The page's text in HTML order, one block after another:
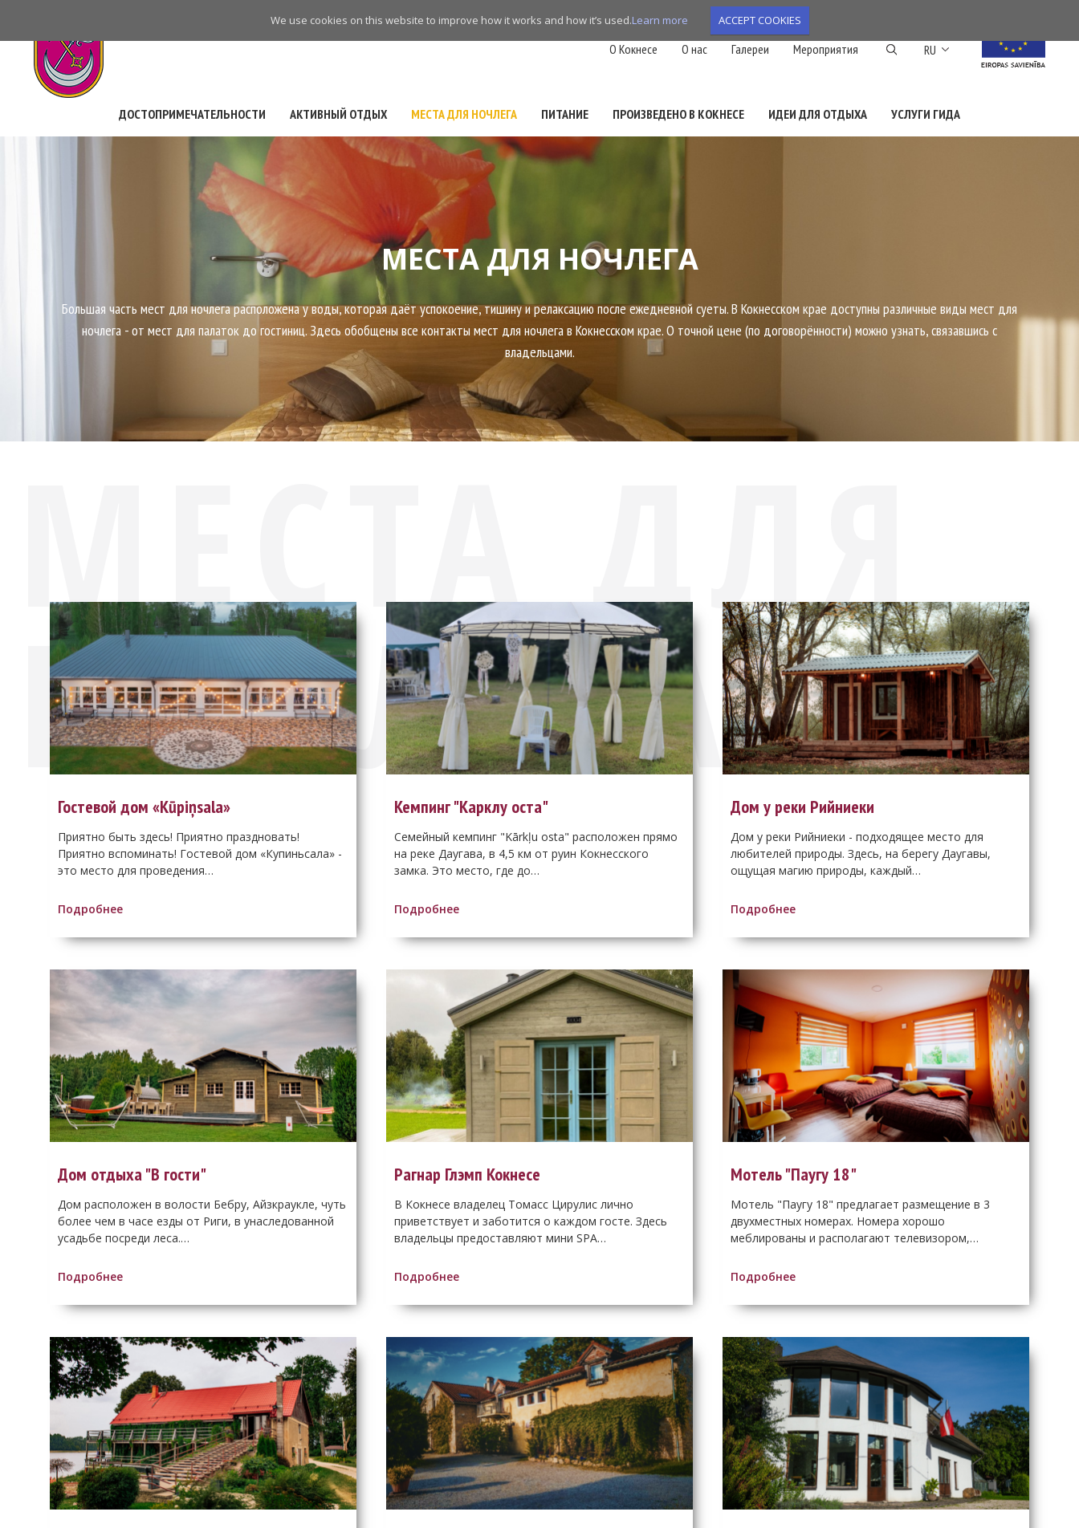
We use cookies on this website to improve how it works and how it’s used.Learn more ACCEPT COOKIES
navigation
RU Список
O Кокнесе О нас Галереи Мероприятия
ДОСТОПРИМЕЧАТЕЛЬНОСТИ АКТИВНЫЙ ОТДЫХ МЕСТА ДЛЯ НОЧЛЕГА ПИТАНИЕ ПРОИЗВЕДЕНО В КОКНЕСЕ ИДЕИ ДЛЯ ОТДЫХА УСЛУГИ ГИДА
МЕСТА ДЛЯ НОЧЛЕГА
Большая часть мест для ночлега расположена у воды, которая даёт успокоение, тишину и релаксацию после ежедневной суеты. В Кокнесском крае доступны различные виды мест для
ночлега - от мест для палаток до гостиниц. Здесь обобщены все контакты мест для ночлега в Кокнесском крае. О точной цене (по договорённости) можно узнать, связавшись с
владельцами.
МЕСТА ДЛЯ
НОЧЛЕГА
Гостевой дом «Kūpiņsala»
Приятно быть здесь! Приятно праздновать!
Приятно вспоминать! Гостевой дом «Купиньсала» -
это место для проведения…
Подробнее
Кемпинг "Карклу оста"
Семейный кемпинг "Kārkļu osta" расположен прямо
на реке Даугава, в 4,5 км от руин Кокнесского
замка. Это место, где до…
Подробнее
Дом у реки Рийниеки
Дом у реки Рийниеки - подходящее место для
любителей природы. Здесь, на берегу Даугавы,
ощущая магию природы, каждый…
Подробнее
Дом отдыха "B гости"
Дом расположен в волости Бебру, Айзкраукле, чуть
более чем в часе езды от Риги, в унаследованной
усадьбе посреди леса.…
Подробнее
Рагнар Глэмп Кокнесе
В Кокнесе владелец Томасс Цирулис лично
приветствует и заботится о каждом госте. Здесь
владельцы предоставляют мини SPA…
Подробнее
Мотель "Паугу 18"
Мотель "Паугу 18" предлагает размещение в 3
двухместных номерах. Номера хорошо
меблированы и располагают телевизором,…
Подробнее